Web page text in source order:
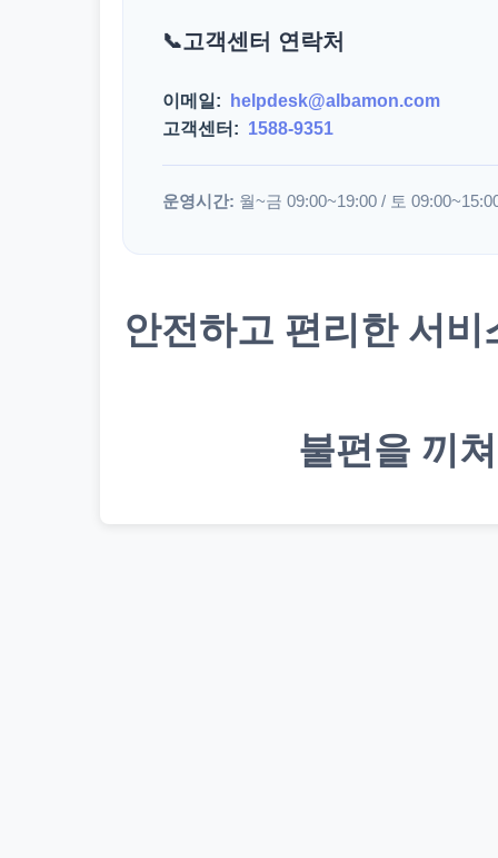
고객센터 연락처
이메일:
helpdesk@albamon.com
고객센터: 1588-9351
운영시간: 월~금 09:00~19:00 / 토
안전하고 편리한 서
불편을 끼